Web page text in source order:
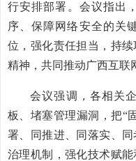
行安排部署。会议指出
序、保障网络安全的关
位，强化责任担当，持
精神，共同推动广西互联
会议强调，各相关
板、堵塞管理漏洞，把“
署、同推进、同落实、
治理机制，强化技术赋